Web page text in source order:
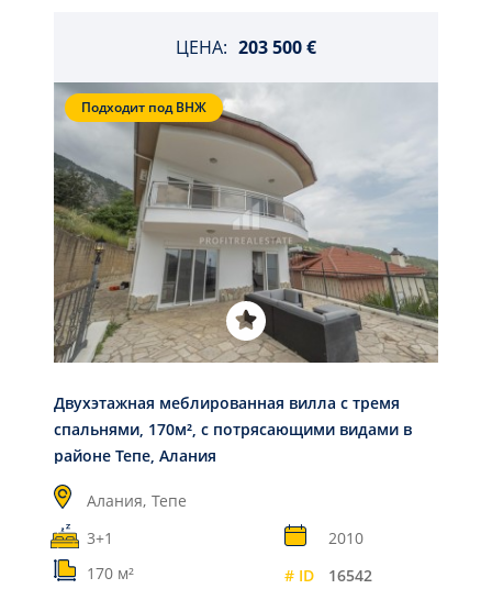
ЦЕНА: 203 500 €
Подходит под ВНЖ
Двухэтажная меблированная вилла с тремя
спальнями, 170м², с потрясающими видами в
районе Тепе, Алания
Алания, Тепе
3+1
2010
170 м²
# ID 16542